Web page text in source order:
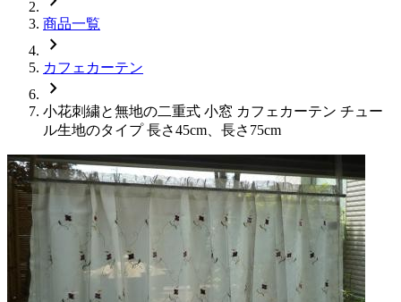
商品一覧
chevron_right
カフェカーテン
chevron_right
小花刺繍と無地の二重式 小窓 カフェカーテン チュー
ル生地のタイプ 長さ45cm、長さ75cm